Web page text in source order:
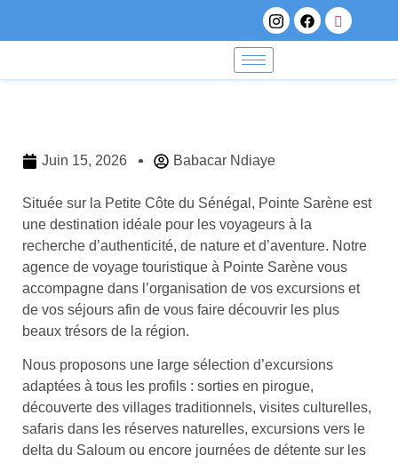
Juin 15, 2026 Babacar Ndiaye
Située sur la Petite Côte du Sénégal, Pointe Sarène est
une destination idéale pour les voyageurs à la
recherche d’authenticité, de nature et d’aventure. Notre
agence de voyage touristique à Pointe Sarène vous
accompagne dans l’organisation de vos excursions et
de vos séjours afin de vous faire découvrir les plus
beaux trésors de la région.
Nous proposons une large sélection d’excursions
adaptées à tous les profils : sorties en pirogue,
découverte des villages traditionnels, visites culturelles,
safaris dans les réserves naturelles, excursions vers le
delta du Saloum ou encore journées de détente sur les